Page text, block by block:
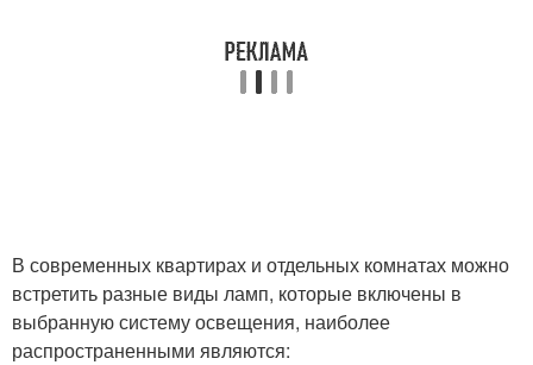
В современных квартирах и отдельных комнатах можно
встретить разные виды ламп, которые включены в
выбранную систему освещения, наиболее
распространенными являются: